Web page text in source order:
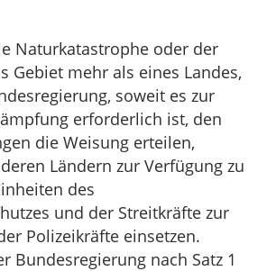
Naturkatastrophe oder der
Gebiet mehr als eines Landes,
soweit es zur
erforderlich ist, den
die Weisung erteilen,
Ländern zur Verfügung zu
des
und der Streitkräfte zur
Polizeikräfte einsetzen.
Bundesregierung nach Satz 1